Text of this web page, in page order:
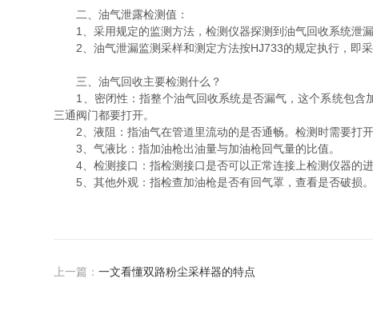
二、油气泄露检测值：
1、采用规定的监测方法，检测仪器探测到油气回收系统泄漏
2、油气泄漏监测采样和测定方法按HJ733的规定执行，即采
三、油气回收主要检测什么？
1、密闭性：指整个油气回收系统是否漏气，这个系统包含
三通阀门都要打开。
2、液阻：指油气在管道里流动的是否通畅。检测时需要打开
3、气液比：指加油枪出油量与加油枪回气量的比值。
4、检测接口：指检测接口是否可以正常连接上检测仪器的进
5、其他外观：指检查加油枪是否有回气罩，查看是否破损。
上一篇：一文看懂双路粉尘采样器的特点